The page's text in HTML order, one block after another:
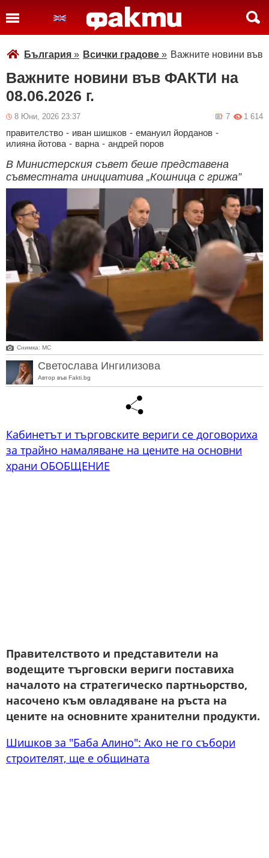
България » Всички градове » Важните новини във
Важните новини във ФАКТИ на
08.06.2026 г.
8 Юни, 2026 23:37 1 614
7
правителство - иван шишков - емануил йорданов -
илияна йотова - варна - андрей гюров
В Министерския съвет беше представена
съвместната инициатива „Кошница с грижа”
Снимка: МС
Светослава Ингилизова
Автор във Fakti.bg
Кабинетът и търговските вериги се договориха
за трайно намаляване на цените на основни
храни ОБОБЩЕНИЕ
Правителството и представители на
водещите търговски вериги поставиха
началото на стратегическо партньорство,
насочено към овладяване на ръста на
цените на основните хранителни продукти.
Шишков за "Баба Алино": Ако не го събори
строителят, ще е общината